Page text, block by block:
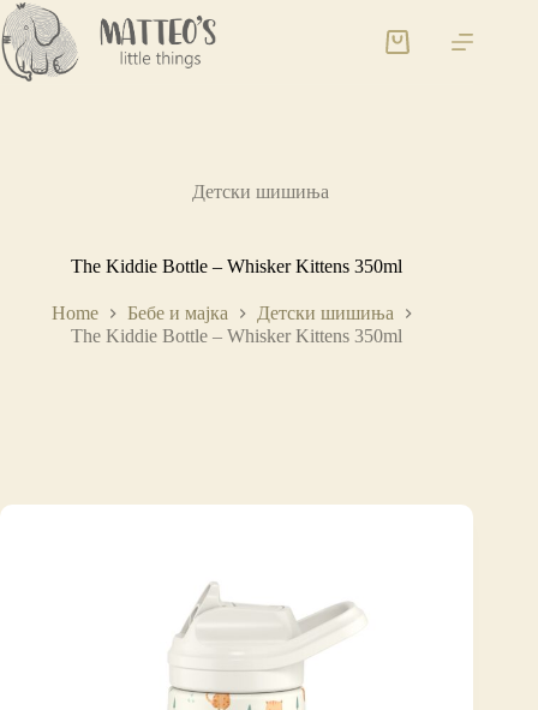
Детски шишиња
The Kiddie Bottle – Whisker Kittens 350ml
Home Бебе и мајка
Детски шишиња
The Kiddie Bottle – Whisker Kittens 350ml